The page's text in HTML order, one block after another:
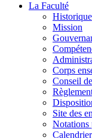
La Faculté
Historique
Mission
Corps
Conseil
Site des
Notations